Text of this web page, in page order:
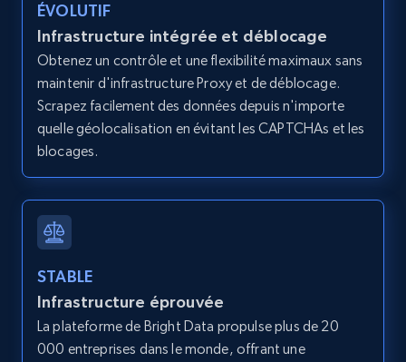
Zillow properties listing information -
Search by parameters on zillow and use the
direct link as input
Zpid, City, State, HomeStatus, Address,
IsListingClaimedByCurrentSignedInUser,
IsCurrentSignedInAgentResponsible, Bedrooms,
and more.
LinkedIn posts
URL, ID, User id, Use url, Title, Headline, Post
text, Date posted, and more.
ÉVOLUTIF
Infrastructure intégrée et déblocage
Obtenez un contrôle et une flexibilité maximaux sans
maintenir d'infrastructure Proxy et de déblocage.
Scrapez facilement des données depuis n'importe
quelle géolocalisation en évitant les CAPTCHAs et les
blocages.
STABLE
Infrastructure éprouvée
La plateforme de Bright Data propulse plus de 20
000 entreprises dans le monde, offrant une